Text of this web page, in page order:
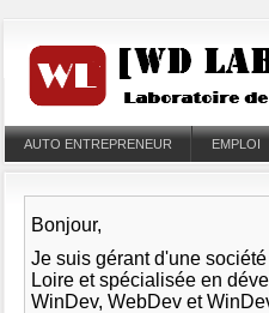
AUTO ENTREPRENEUR EMPLOI
Bonjour,
Je suis gérant d'une
Loire et spécialisée en
WinDev, WebDev et